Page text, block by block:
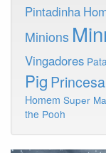
Pintadinha
Minions
Vingadores
Pig
Homem Super
the Pooh